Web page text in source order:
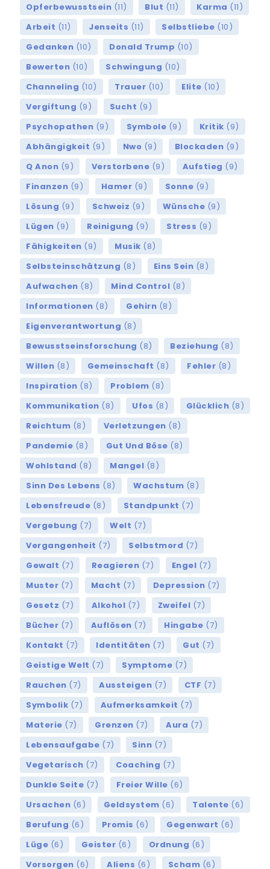
Opferbewusstsein (11) Blut (11) Karma (11)
Arbeit (11) Jenseits (11) Selbstliebe (10)
Gedanken (10) Donald Trump (10)
Bewerten (10) Schwingung (10)
Channeling (10) Trauer (10) Elite (10)
Vergiftung (9) Sucht (9)
Psychopathen (9) Symbole (9) Kritik (9)
Abhängigkeit (9) Nwo (9) Blockaden (9)
Q Anon (9) Verstorbene (9) Aufstieg (9)
Finanzen (9) Hamer (9) Sonne (9)
Lösung (9) Schweiz (9) Wünsche (9)
Lügen (9) Reinigung (9) Stress (9)
Fähigkeiten (9) Musik (8)
Selbsteinschätzung (8) Eins Sein (8)
Aufwachen (8) Mind Control (8)
Informationen (8) Gehirn (8)
Eigenverantwortung (8)
Bewusstseinsforschung (8) Beziehung (8)
Willen (8) Gemeinschaft (8) Fehler (8)
Inspiration (8) Problem (8)
Kommunikation (8) Ufos (8) Glücklich (8)
Reichtum (8) Verletzungen (8)
Pandemie (8) Gut Und Böse (8)
Wohlstand (8) Mangel (8)
Sinn Des Lebens (8) Wachstum (8)
Lebensfreude (8) Standpunkt (7)
Vergebung (7) Welt (7)
Vergangenheit (7) Selbstmord (7)
Gewalt (7) Reagieren (7) Engel (7)
Muster (7) Macht (7) Depression (7)
Gesetz (7) Alkohol (7) Zweifel (7)
Bücher (7) Auflösen (7) Hingabe (7)
Kontakt (7) Identitäten (7) Gut (7)
Geistige Welt (7) Symptome (7)
Rauchen (7) Aussteigen (7) CTF (7)
Symbolik (7) Aufmerksamkeit (7)
Materie (7) Grenzen (7) Aura (7)
Lebensaufgabe (7) Sinn (7)
Vegetarisch (7) Coaching (7)
Dunkle Seite (7) Freier Wille (6)
Ursachen (6) Geldsystem (6) Talente (6)
Berufung (6) Promis (6) Gegenwart (6)
Lüge (6) Geister (6) Ordnung (6)
Vorsorgen (6) Aliens (6) Scham (6)